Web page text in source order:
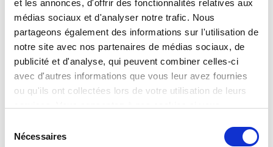
et les annonces, d'offrir des fonctionnalités relatives aux
médias sociaux et d'analyser notre trafic. Nous
partageons également des informations sur l'utilisation de
notre site avec nos partenaires de médias sociaux, de
publicité et d'analyse, qui peuvent combiner celles-ci
avec d'autres informations que vous leur avez fournies
ou qu'ils ont collectées lors de votre utilisation de leurs
Nécessaires
Dans la fenêtre de connexion
qui apparaît, saisir son
identifiant et son mot de passe
d’accès à TransfertPro :